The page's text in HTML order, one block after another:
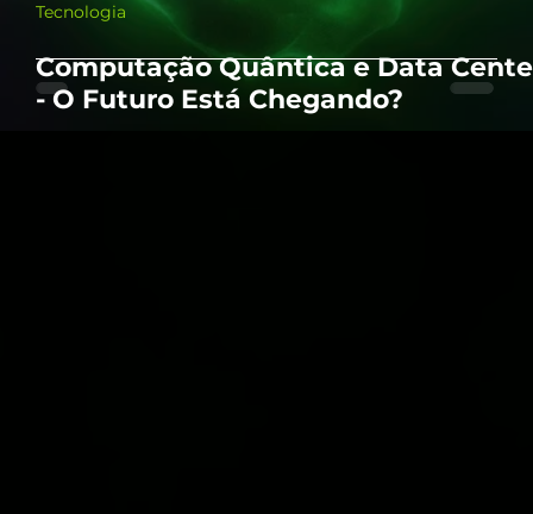
Computação Quântica e Data
- O Futuro Está Chegando?
Tecnologia